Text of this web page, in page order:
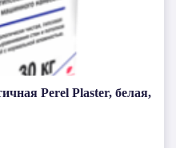
Perel Plaster, белая,